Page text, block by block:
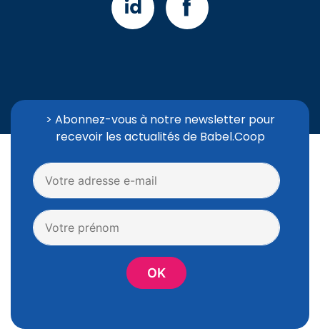
> Abonnez-vous à notre newsletter pour
recevoir les actualités de Babel.Coop